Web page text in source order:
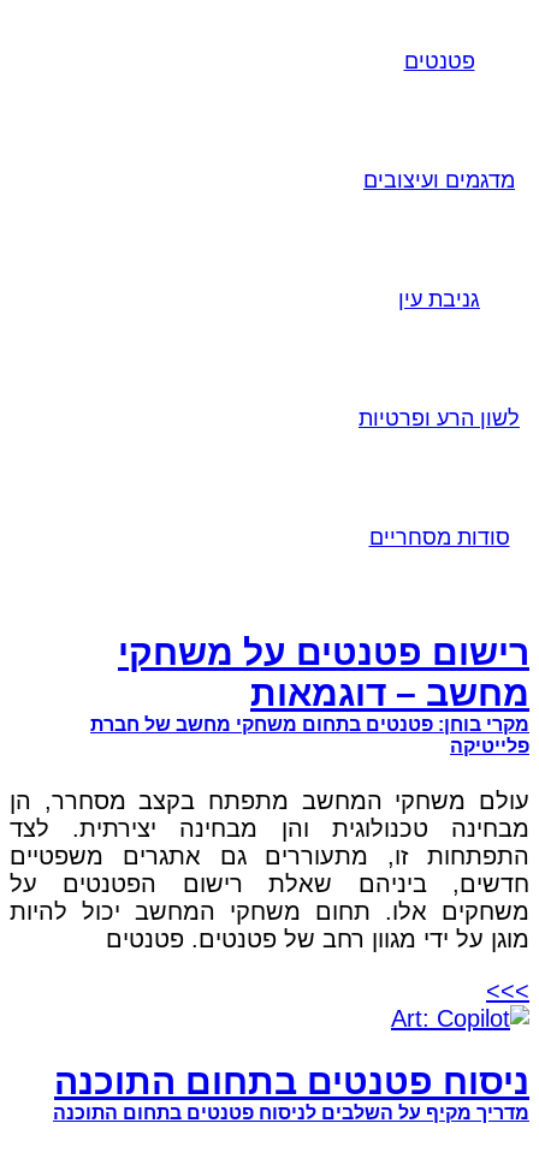
פטנטים
מדגמים ועיצובים
גניבת עין
לשון הרע ופרטיות
סודות מסחריים
רישום פטנטים על משחקי
מחשב – דוגמאות
מקרי בוחן: פטנטים בתחום משחקי מחשב של חברת
פלייטיקה
עולם משחקי המחשב מתפתח בקצב מסחרר, הן
מבחינה טכנולוגית והן מבחינה יצירתית. לצד
התפתחות זו, מתעוררים גם אתגרים משפטיים
חדשים, ביניהם שאלת רישום הפטנטים על
משחקים אלו. תחום משחקי המחשב יכול להיות
מוגן על ידי מגוון רחב של פטנטים. פטנטים
>>>
ניסוח פטנטים בתחום התוכנה
מדריך מקיף על השלבים לניסוח פטנטים בתחום התוכנה